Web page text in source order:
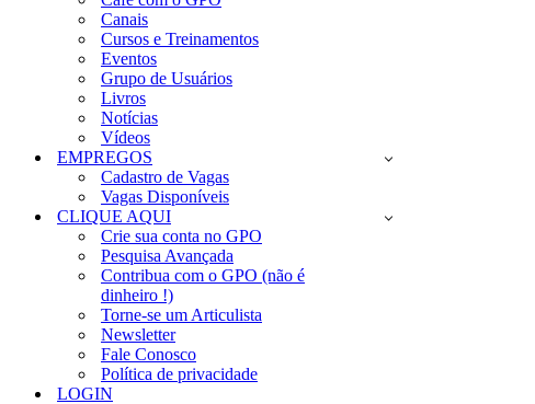
Canais
Cursos e Treinamentos
Eventos
Grupo de Usuários
Livros
Notícias
Vídeos
EMPREGOS
Cadastro de Vagas
Vagas Disponíveis
CLIQUE AQUI
Crie sua conta no GPO
Pesquisa Avançada
Contribua com o GPO (não é
dinheiro !)
Torne-se um Articulista
Newsletter
Fale Conosco
Política de privacidade
LOGIN